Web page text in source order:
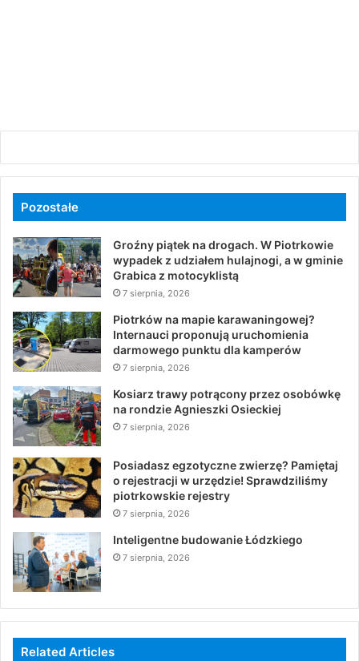
Pozostałe
Groźny piątek na drogach. W Piotrkowie
wypadek z udziałem hulajnogi, a w gminie
Grabica z motocyklistą
7 sierpnia, 2026
Piotrków na mapie karawaningowej?
Internauci proponują uruchomienia
darmowego punktu dla kamperów
7 sierpnia, 2026
Kosiarz trawy potrącony przez osobówkę
na rondzie Agnieszki Osieckiej
7 sierpnia, 2026
Posiadasz egzotyczne zwierzę? Pamiętaj
o rejestracji w urzędzie! Sprawdziliśmy
piotrkowskie rejestry
7 sierpnia, 2026
Inteligentne budowanie Łódzkiego
7 sierpnia, 2026
Related Articles